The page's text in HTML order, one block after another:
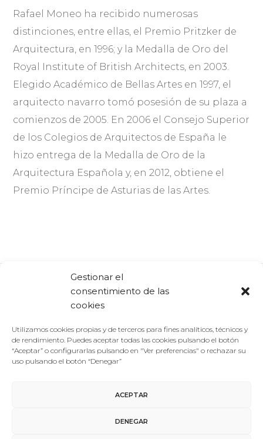
Gestionar el
consentimiento de las
cookies
Utilizamos cookies propias y de terceros para fines analíticos, técnicos y
de rendimiento. Puedes aceptar todas las cookies pulsando el botón
“Aceptar” o configurarlas pulsando en "Ver preferencias" o rechazar su
uso pulsando el botón “Denegar”
ACEPTAR
DENEGAR
Rafael Moneo ha recibido numerosas
distinciones, entre ellas, el Premio Pritzker de
Arquitectura, en 1996; y la Medalla de Oro del
Royal Institute of British Architects, en 2003.
Elegido Académico de Bellas Artes en 1997, el
arquitecto navarro tomó posesión de su plaza a
comienzos de 2005. En 2006 el Consejo Superior
de los Colegios de Arquitectos de España le
hizo entrega de la Medalla de Oro de la
Arquitectura Española y, en 2012, obtiene el
Premio Príncipe de Asturias de las Artes.
Comparte: Facebook Twitter